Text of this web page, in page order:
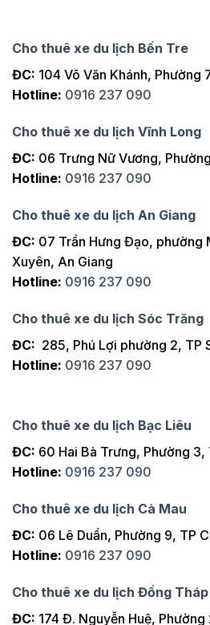
Cho thuê xe du lịch Bến Tre
ĐC: 104 Võ Văn Khánh, Phường
Hotline: 0916 237 090
Cho thuê xe du lịch Vĩnh Long
ĐC: 06 Trưng Nữ Vương,
Hotline: 0916 237 090
Cho thuê xe du lịch An Giang
ĐC: 07 Trần Hưng Đạo, phường
Xuyên, An Giang
Hotline: 0916 237 090
Cho thuê xe du lịch Sóc Trăng
ĐC: 285, Phú Lợi phường 2, TP
Hotline: 0916 237 090
Cho thuê xe du lịch Bạc Liêu
ĐC: 60 Hai Bà Trưng, Phường 3,
Hotline: 0916 237 090
Cho thuê xe du lịch Cà Mau
ĐC: 06 Lê Duẩn, Phường 9, TP
Hotline: 0916 237 090
Cho thuê xe du lịch Đồng Tháp
ĐC: 174 Đ. Nguyễn Huệ,